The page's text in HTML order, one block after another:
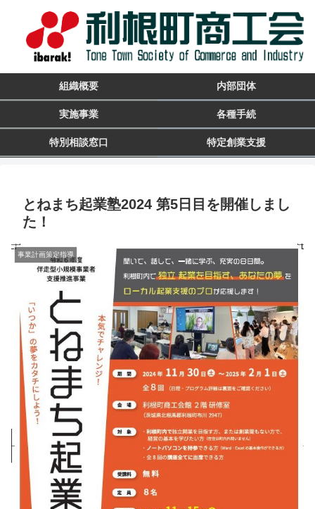
組織概要 内部団体
実施事業 各種手続
特別相談窓口 特定創業支援
とねまち起業塾2024 第5日目を開催しまし
た！
事業計画策定指導